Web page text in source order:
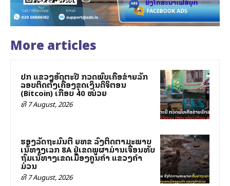
More articles
ປກສ ແຂວງອັດຕະປື ກວດພົບເຄືອຂ່າຍລັກ
ລອບຕິດຕັ້ງເຄື່ອງຂຸດເງິນດິຈິຕອນ
(Bitcoin) ເກືອບ 40 ໝ່ວຍ
ທີ 7 August, 2026
ຮອງລັດຖະມົນຕີ ຍທຂ ລົງຕິດຕາມສະພາບ
ເສັ້ນທາງເລກ 8A ຢູ່ເຂດພູຜາມ່ານເຈື່ອນທັບ
ຖົມເສັ້ນທາງເຂດເມືອງຄູນຄໍາ ແຂວງຄໍາ
ມ່ວນ
ທີ 7 August, 2026